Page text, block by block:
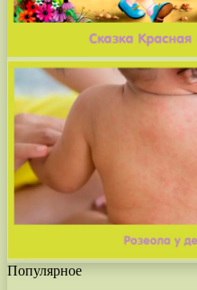
Популярное